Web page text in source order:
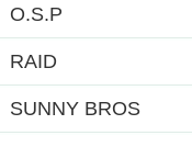
O.S.P
RAID
SUNNY BROS